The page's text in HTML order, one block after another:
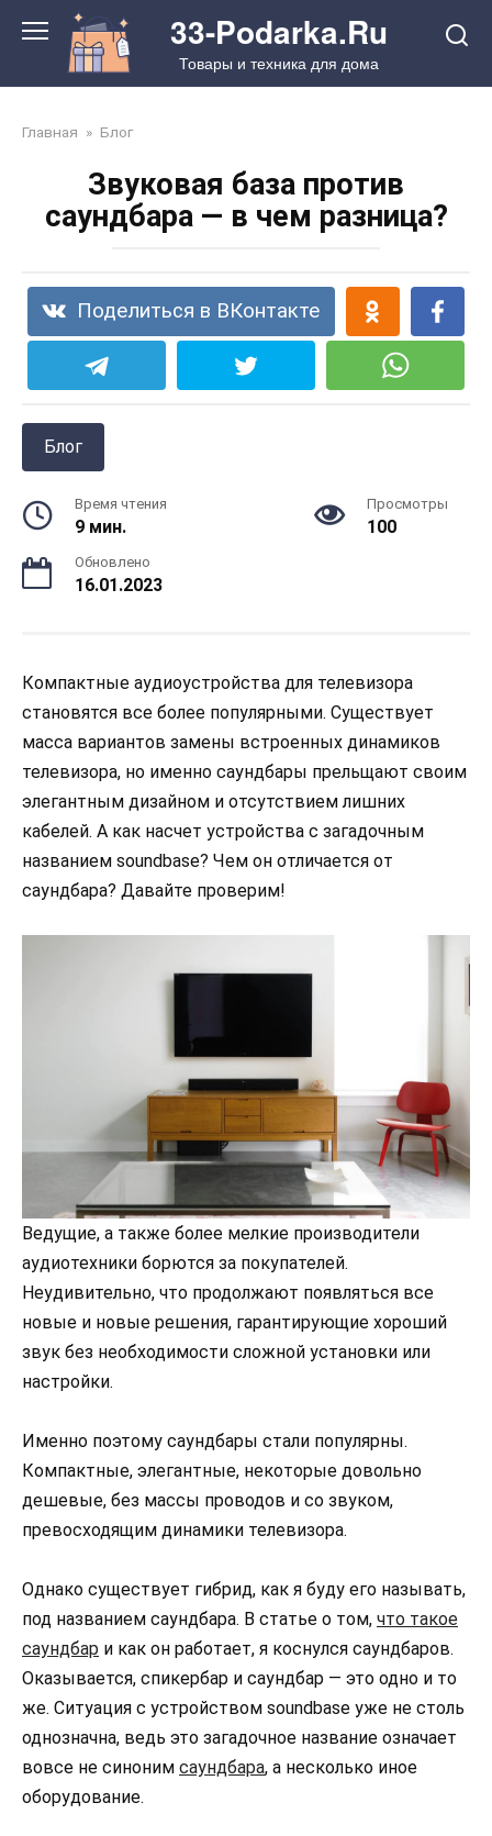
контенту
33-Podarka.Ru
Товары и техника для дома
Главная » Блог
Звуковая база против
саундбара — в чем разница?
Поделиться в ВКонтакте
Блог
Время чтения
9 мин.
Просмотры
100
Обновлено
16.01.2023
Компактные аудиоустройства для телевизора
становятся все более популярными. Существует
масса вариантов замены встроенных динамиков
телевизора, но именно саундбары прельщают своим
элегантным дизайном и отсутствием лишних
кабелей. А как насчет устройства с загадочным
названием soundbase? Чем он отличается от
саундбара? Давайте проверим!
Ведущие, а также более мелкие производители
аудиотехники борются за покупателей.
Неудивительно, что продолжают появляться все
новые и новые решения, гарантирующие хороший
звук без необходимости сложной установки или
настройки.
Именно поэтому саундбары стали популярны.
Компактные, элегантные, некоторые довольно
дешевые, без массы проводов и со звуком,
превосходящим динамики телевизора.
Однако существует гибрид, как я буду его называть,
под названием саундбара. В статье о том, что такое
саундбар и как он работает, я коснулся саундбаров.
Оказывается, спикербар и саундбар — это одно и то
же. Ситуация с устройством soundbase уже не столь
однозначна, ведь это загадочное название означает
вовсе не синоним саундбара, а несколько иное
оборудование.